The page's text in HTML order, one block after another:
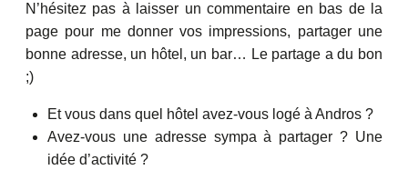
N’hésitez pas à laisser un commentaire en bas de la
page pour me donner vos impressions, partager une
bonne adresse, un hôtel, un bar… Le partage a du bon
;)
Et vous dans quel hôtel avez-vous logé à Andros ?
Avez-vous une adresse sympa à partager ? Une
idée d’activité ?